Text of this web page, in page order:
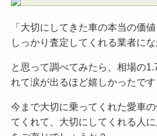
「大切にしてきた車の本当の価
しっかり査定してくれる業者に
と思って調べてみたら、相場の
れて涙が出るほど嬉しかったで
今まで大切に乗ってくれた愛車
てくれて、大切にしてくれる人